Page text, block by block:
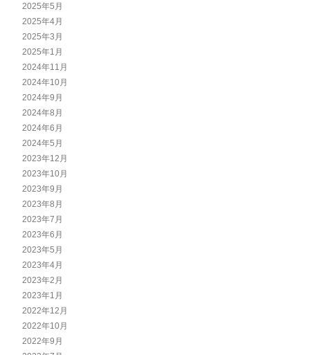
2025年5月
2025年4月
2025年3月
2025年1月
2024年11月
2024年10月
2024年9月
2024年8月
2024年6月
2024年5月
2023年12月
2023年10月
2023年9月
2023年8月
2023年7月
2023年6月
2023年5月
2023年4月
2023年2月
2023年1月
2022年12月
2022年10月
2022年9月